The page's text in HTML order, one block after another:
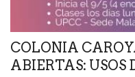
COLONIA
ABIERTAS: USOS